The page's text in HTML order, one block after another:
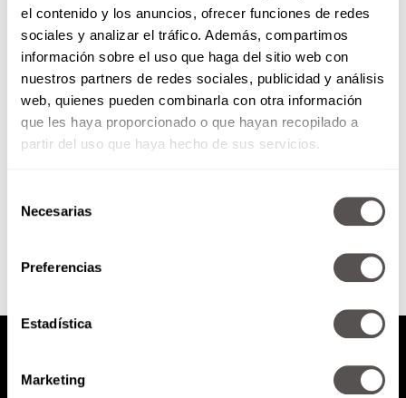
el contenido y los anuncios, ofrecer funciones de redes
sociales y analizar el tráfico. Además, compartimos
información sobre el uso que haga del sitio web con
nuestros partners de redes sociales, publicidad y análisis
web, quienes pueden combinarla con otra información
que les haya proporcionado o que hayan recopilado a
partir del uso que haya hecho de sus servicios.
Necesarias
Preferencias
Estadística
Marketing
México hasta la raíz: ¿De dónde
venimos los mexicanos?
Paola Rojas y Alejandro Rosas
nos vienen a hablar del programa
“México hasta la raíz” que se
estrena hoy 8...